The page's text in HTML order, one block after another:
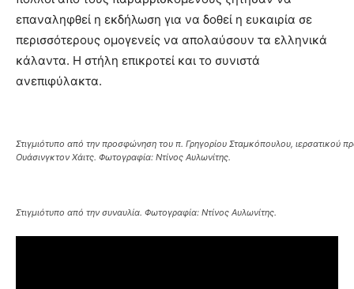
επαναληφθεί η εκδήλωση για να δοθεί η ευκαιρία σε
περισσότερους ομογενείς να απολαύσουν τα ελληνικά
κάλαντα. Η στήλη επικροτεί και το συνιστά
ανεπιφύλακτα.
Στιγμιότυπο από την προσφώνηση του π. Γρηγορίου Σταμκόπουλου, ιερσατικού
Ουάσινγκτον Χάιτς. Φωτογραφία: Ντίνος Αυλωνίτης.
Στιγμιότυπο από την συναυλία. Φωτογραφία: Ντίνος Αυλωνίτης.